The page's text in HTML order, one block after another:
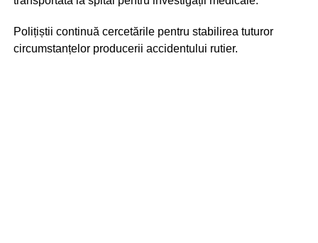
Polițiștii continuă cercetările pentru stabilirea tuturor
circumstanțelor producerii accidentului rutier.